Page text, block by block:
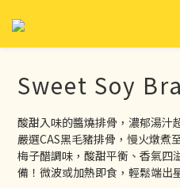
Sweet Soy
酸甜入味的醬燒排骨，濃郁湯汁
嚴選CAS黑毛豬排骨，慢火燉煮
梅子醋調味，酸甜平衡、香氣四
備！微波或加熱即食，輕鬆端出